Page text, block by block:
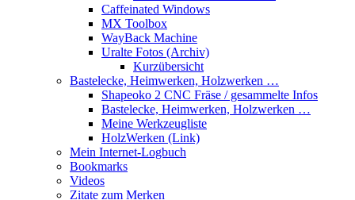
Caffeinated Windows
MX Toolbox
WayBack Machine
Uralte Fotos (Archiv)
Kurzübersicht
Bastelecke, Heimwerken, Holzwerken …
Shapeoko 2 CNC Fräse / gesammelte Infos
Bastelecke, Heimwerken, Holzwerken …
Meine Werkzeugliste
HolzWerken (Link)
Mein Internet-Logbuch
Bookmarks
Videos
Zitate zum Merken